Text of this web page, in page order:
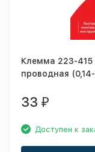
Клемма 223-415
проводная
33 ₽
Доступен к